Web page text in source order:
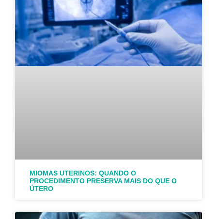
MIOMAS UTERINOS: QUANDO O
PROCEDIMENTO PRESERVA MAIS DO QUE O
ÚTERO